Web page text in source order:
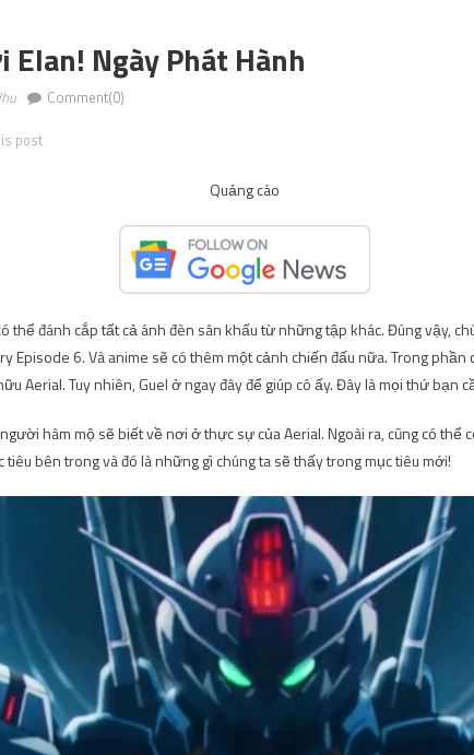
Ngày Phát Hành
Comment(0)
post
Quảng cáo
thể đánh cắp tất cả ánh đèn sân khấu từ những tập khác. Đúng vậy,
Episode 6. Và anime sẽ có thêm một cảnh chiến đấu nữa. Trong phần
Aerial. Tuy nhiên, Guel ở ngay đây để giúp cô ấy. Đây là mọi thứ bạn
hâm mộ sẽ biết về nơi ở thực sự của Aerial. Ngoài ra, cũng có thể
tiêu bên trong và đó là những gì chúng ta sẽ thấy trong mục tiêu mới!